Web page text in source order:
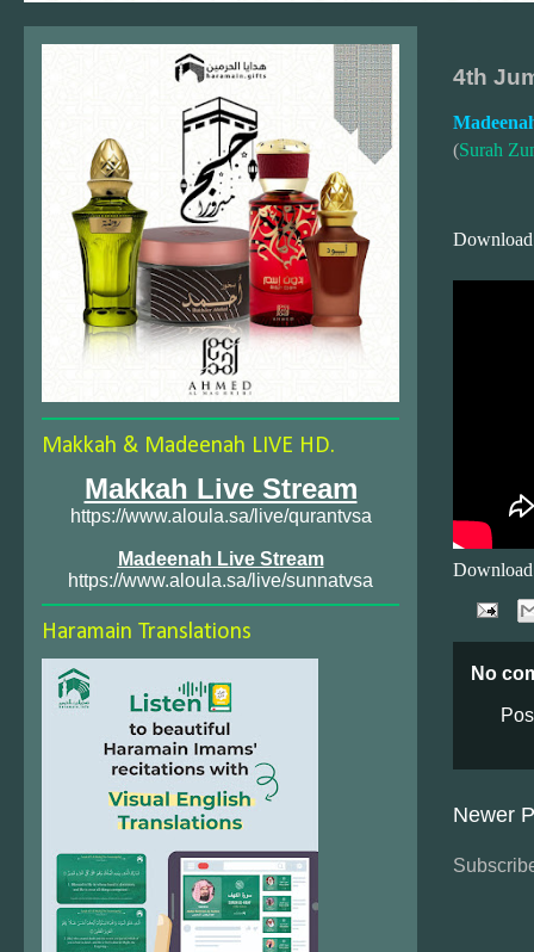
4th
(Surah
No
Newer
Makkah & Madeenah LIVE HD.
Makkah Live Stream
https://www.aloula.sa/live/qurantvsa
Madeenah Live Stream
https://www.aloula.sa/live/sunnatvsa
Haramain Translations